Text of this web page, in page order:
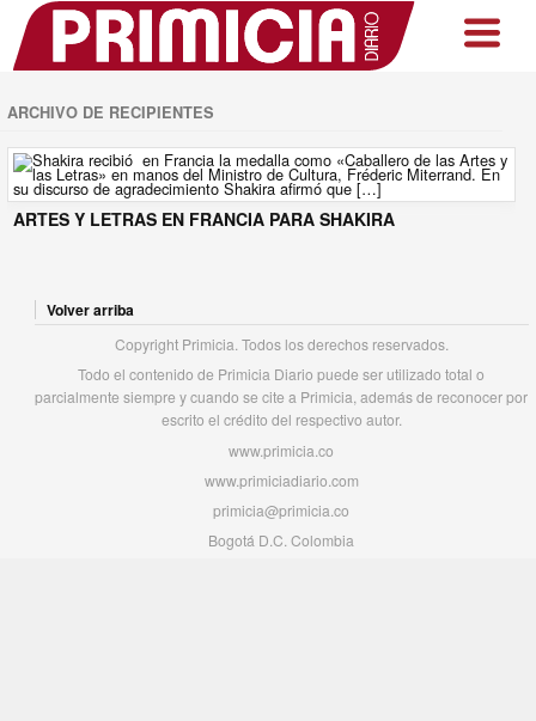
ARCHIVO DE RECIPIENTES
ARTES Y LETRAS EN FRANCIA PARA SHAKIRA
Volver arriba
Copyright Primicia. Todos los derechos reservados.
Todo el contenido de Primicia Diario puede ser utilizado total o
parcialmente siempre y cuando se cite a Primicia, además de reconocer por
escrito el crédito del respectivo autor.
www.primicia.co
www.primiciadiario.com
primicia@primicia.co
Bogotá D.C. Colombia